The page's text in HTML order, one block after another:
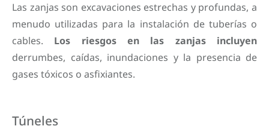
Las zanjas son excavaciones estrechas y profundas, a
menudo utilizadas para la instalación de tuberías o
cables. Los riesgos en las zanjas incluyen
derrumbes, caídas, inundaciones y la presencia de
gases tóxicos o asfixiantes.
Túneles